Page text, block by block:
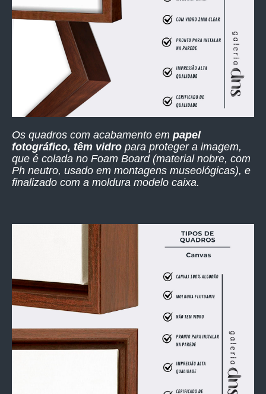
Os quadros com acabamento em papel
fotográfico, têm vidro para proteger a imagem,
que é colada no Foam Board (material nobre, com
Ph neutro, usado em montagens museológicas), e
finalizado com a moldura modelo caixa.